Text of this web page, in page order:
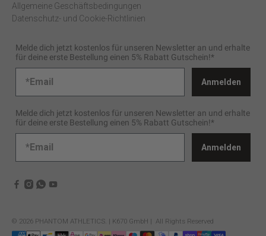
Allgemeine Geschäftsbedingungen
Datenschutz- und Cookie-Richtlinien
Melde dich jetzt kostenlos für unseren Newsletter an und erhalte
für deine erste Bestellung einen 5% Rabatt Gutschein!*
Anmelden
Melde dich jetzt kostenlos für unseren Newsletter an und erhalte
für deine erste Bestellung einen 5% Rabatt Gutschein!*
Anmelden
© 2026 PHANTOM ATHLETICS | K670 GmbH | All Rights Reserved